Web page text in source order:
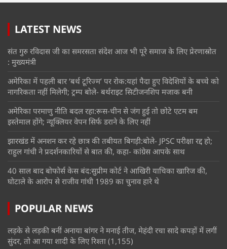
LATEST NEWS
संत गुरु रविदास जी का समरसता संदेश आज भी पूरे समाज के लिए प्रेरणास्रोत
: मुख्यमंत्री
अमेरिका में पहली बार ‘बर्थ टूरिज्म’ पर रोक:यहां पैदा हुए विदेशियों के बच्चे को
नागरिकता नहीं मिलेगी; ट्रम्प बोले- बर्थराइट सिटीजनशिप मजाक बनी
अमेरिका परमाणु नीति बदल रहा:रूस-चीन से जंग हुई तो छोटे एटम बम
इस्तेमाल होंगे; न्यूक्लियर वेपन सिर्फ डराने के लिए नहीं
झारखंड में अनशन कर रहे छात्र की तबीयत बिगड़ी:बोले- JPSC परीक्षा रद्द हो;
राहुल गांधी ने प्रदर्शनकारियों से बात की, कहा- कांग्रेस आपके साथ
40 साल बाद बोफोर्स केस बंद:सुप्रीम कोर्ट ने आखिरी याचिका खारिज की,
घोटाले के आरोप से राजीव गांधी 1989 का चुनाव हारे थे
POPULAR NEWS
लड़के से लड़की बनीं अनाया बांगर ने मनाई तीज, मेहंदी रचा सादे कपड़ों में लगीं
सुंदर, तो आ गया शादी के लिए रिश्ता (1,155)